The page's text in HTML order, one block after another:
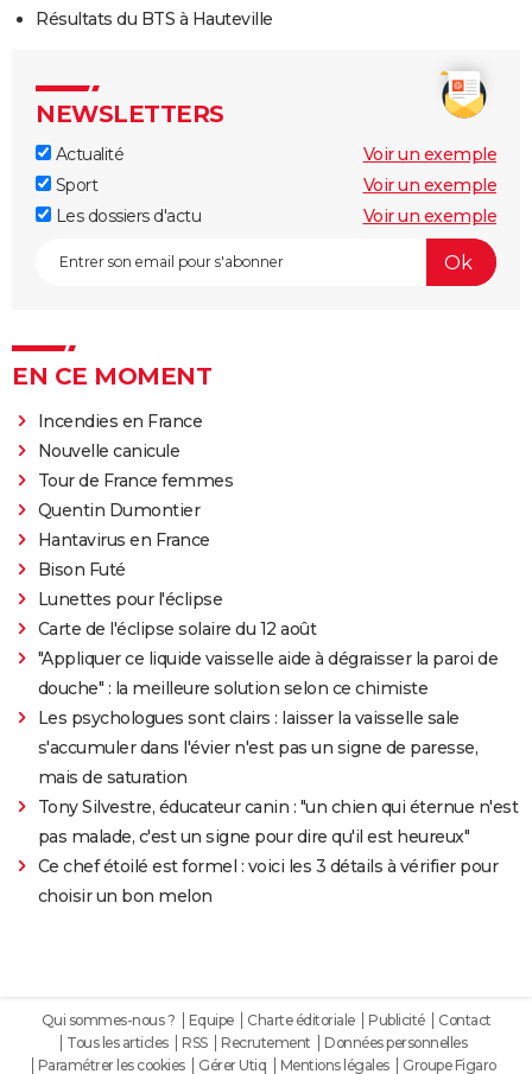
Résultats du BTS à Hauteville
NEWSLETTERS
Actualité
Voir un exemple
Sport
Voir un exemple
Les dossiers d'actu
Voir un exemple
EN CE MOMENT
Incendies en France
Nouvelle canicule
Tour de France femmes
Quentin Dumontier
Hantavirus en France
Bison Futé
Lunettes pour l'éclipse
Carte de l'éclipse solaire du 12 août
"Appliquer ce liquide vaisselle aide à dégraisser la paroi de
douche" : la meilleure solution selon ce chimiste
Les psychologues sont clairs : laisser la vaisselle sale
s'accumuler dans l'évier n'est pas un signe de paresse,
mais de saturation
Tony Silvestre, éducateur canin : "un chien qui éternue n'est
pas malade, c'est un signe pour dire qu'il est heureux"
Ce chef étoilé est formel : voici les 3 détails à vérifier pour
choisir un bon melon
Qui sommes-nous ? Equipe Charte éditoriale Publicité
Contact
Tous les articles
RSS Recrutement
Données personnelles
Paramétrer les cookies
Gérer Utiq Mentions légales Groupe Figaro